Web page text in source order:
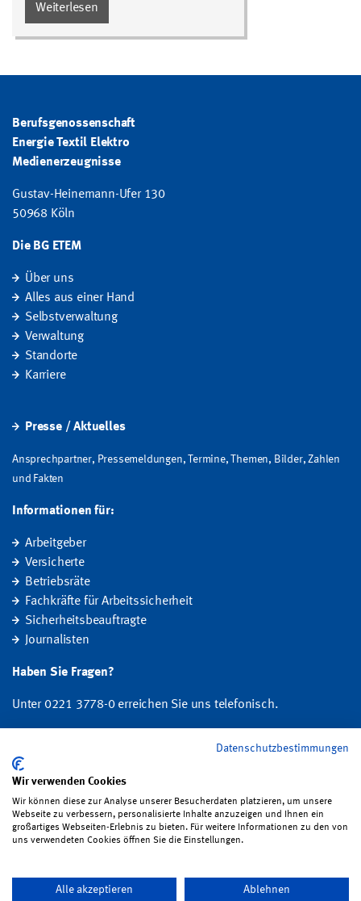
Weiterlesen
Berufsgenossenschaft
Energie Textil Elektro
Medienerzeugnisse
Gustav-Heinemann-Ufer 130
50968 Köln
Die BG ETEM
Über uns
Alles aus einer Hand
Selbstverwaltung
Verwaltung
Standorte
Karriere
Presse / Aktuelles
Ansprechpartner, Pressemeldungen, Termine, Themen, Bilder, Zahlen
und Fakten
Informationen für:
Arbeitgeber
Versicherte
Betriebsräte
Fachkräfte für Arbeitssicherheit
Sicherheitsbeauftragte
Journalisten
Haben Sie Fragen?
Unter 0221 3778-0 erreichen Sie uns telefonisch.
Entschädigung, Prävention sowie Fragen zu Mitgliedschaft und Beitrag.
Folgen Sie uns:
Barrierefreiheit·Bildrechte
Datenschutzbestimmungen
Wir verwenden Cookies
Wir können diese zur Analyse unserer Besucherdaten platzieren, um unsere
Webseite zu verbessern, personalisierte Inhalte anzuzeigen und Ihnen ein
großartiges Webseiten-Erlebnis zu bieten. Für weitere Informationen zu den von
uns verwendeten Cookies öffnen Sie die Einstellungen.
Alle akzeptieren Ablehnen